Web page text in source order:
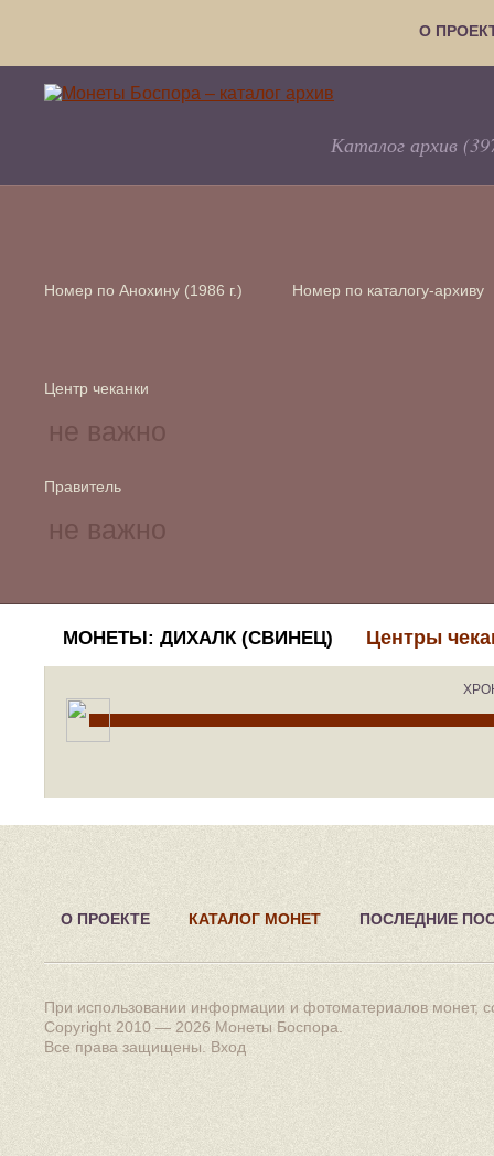
О
Каталог архив
Номер по Анохину (1986 г.) Номер по каталогу-архиву
Центр чеканки
Правитель
МОНЕТЫ: ДИХАЛК (СВИНЕЦ) Центры
О ПРОЕКТЕ КАТАЛОГ МОНЕТ ПОСЛЕДНИЕ
При использовании информации и фотоматериалов монет,
Copyright 2010 — 2026 Монеты Боспора
Все права защищены. Вход